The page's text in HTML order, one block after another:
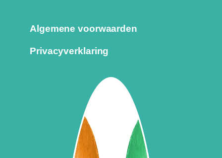
Algemene voorwaarden
Privacyverklaring